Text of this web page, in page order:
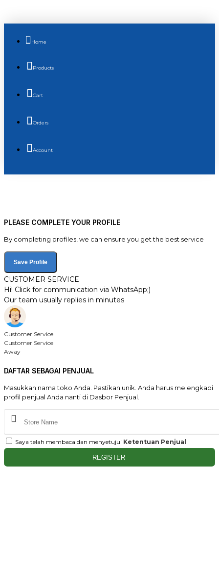
Home
Products
Cart
Orders
Account
PLEASE COMPLETE YOUR PROFILE
By completing profiles, we can ensure you get the best service
Save Profile
CUSTOMER SERVICE
Hi! Click for communication via WhatsApp;)
Our team usually replies in minutes
Customer Service
Customer Service
Away
DAFTAR SEBAGAI PENJUAL
Masukkan nama toko Anda. Pastikan unik. Anda harus melengkapi
profil penjual Anda nanti di Dasbor Penjual.
Saya telah membaca dan menyetujui Ketentuan Penjual
REGISTER